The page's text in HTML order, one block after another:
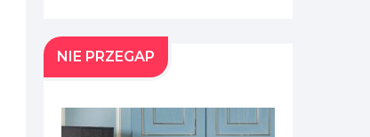
NIE PRZEGAP